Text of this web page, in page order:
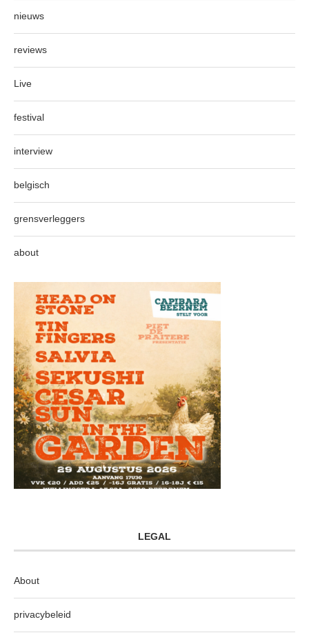
nieuws
reviews
Live
festival
interview
belgisch
grensverleggers
about
LEGAL
About
privacybeleid